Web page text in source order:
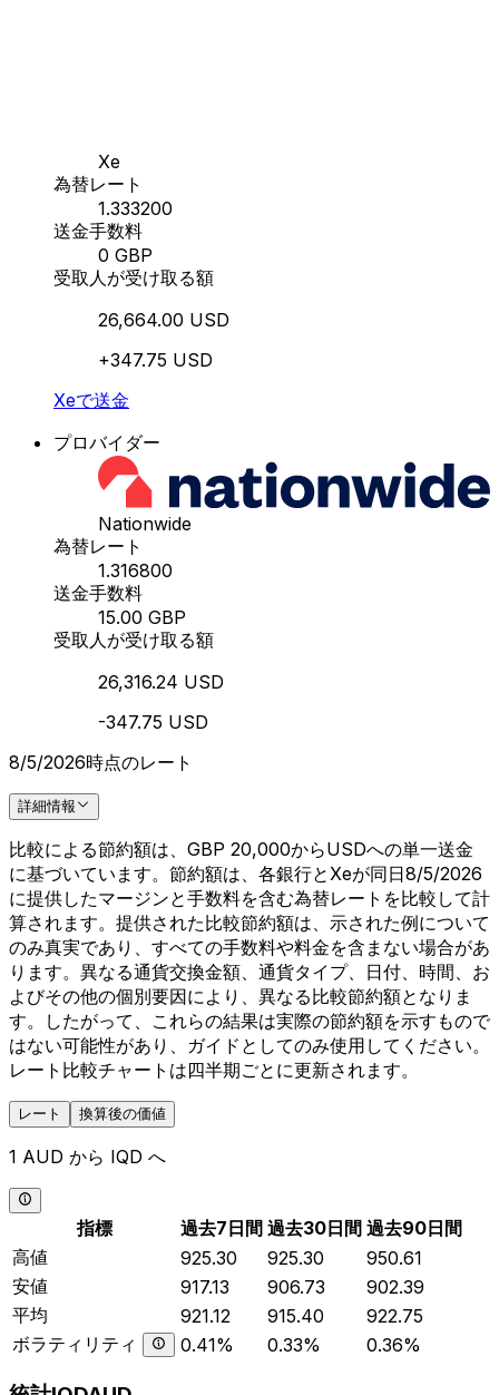
Xe
為替レート
1.333200
送金手数料
0 GBP
受取人が受け取る額
26,664.00 USD
+347.75 USD
Xeで送金
プロバイダー
Nationwide
為替レート
1.316800
送金手数料
15.00 GBP
受取人が受け取る額
26,316.24 USD
-347.75 USD
8/5/2026時点のレート
詳細情報
比較による節約額は、GBP 20,000からUSDへの単一送金
に基づいています。節約額は、各銀行とXeが同日8/5/2026
に提供したマージンと手数料を含む為替レートを比較して計
算されます。提供された比較節約額は、示された例について
のみ真実であり、すべての手数料や料金を含まない場合があ
ります。異なる通貨交換金額、通貨タイプ、日付、時間、お
よびその他の個別要因により、異なる比較節約額となりま
す。したがって、これらの結果は実際の節約額を示すもので
はない可能性があり、ガイドとしてのみ使用してください。
レート比較チャートは四半期ごとに更新されます。
レート 換算後の価値
1 AUD から IQD へ
指標 過去7日間 過去30日間 過去90日間
高値
925.30 925.30
950.61
安値
917.13 906.73
902.39
平均
921.12 915.40
922.75
ボラティリティ
0.41% 0.33% 0.36%